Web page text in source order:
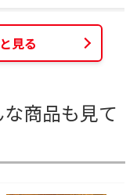
見る
商品も見て